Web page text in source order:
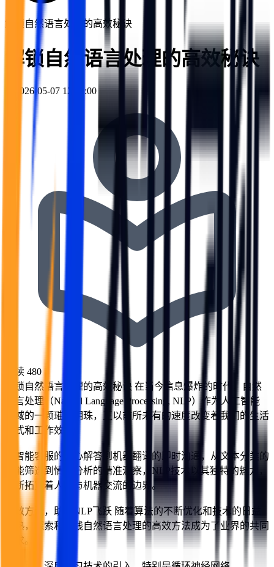
解锁自然语言处理的高效秘诀
解锁自然语言处理的高效秘诀
2026-05-07 12:52:00
阅读 480
解锁自然语言处理的高效秘诀 在当今信息爆炸的时代，自然
语言处理（Natural Language Processing, NLP）作为人工智能
领域的一颗璀璨明珠，正以前所未有的速度改变着我们的生活
方式和工作效率。
从智能客服的贴心解答到机器翻译的即时沟通，从文本分类的
智能筛选到情感分析的精准洞察，NLP技术以其独特的魅力，
不断拓宽着人类与机器交流的边界。
高效方法，助力NLP飞跃 随着算法的不断优化和技术的日益
成熟，探索和实践自然语言处理的高效方法成为了业界的共同
追求。